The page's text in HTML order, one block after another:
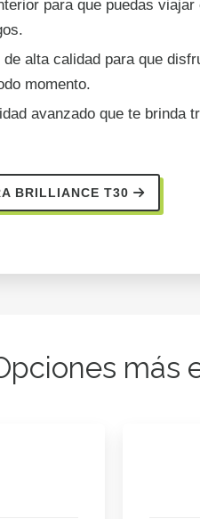
para que puedas viajar
alta calidad para que
momento.
avanzado que te brinda
BRILLIANCE T30
más